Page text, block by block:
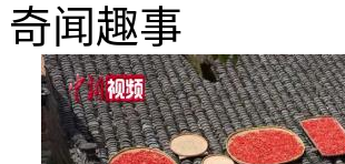
奇闻趣事